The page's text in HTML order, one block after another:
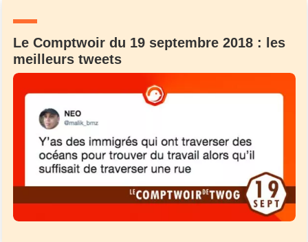
Le Comptwoir du 19 septembre 2018 : les
meilleurs tweets
Un Thread
C'EST PARTI